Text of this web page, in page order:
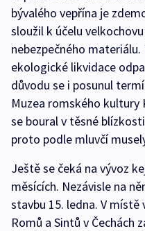
bývalého vepřína je
sloužil k účelu
nebezpečného
ekologické likvidace
důvodu se i posunul
Muzea romského kultury
se boural v těsné
proto podle mluvčí
Ještě se čeká na vývoz
měsících. Nezávisle na
stavbu 15. ledna. V
Romů a Sintů v Čechách